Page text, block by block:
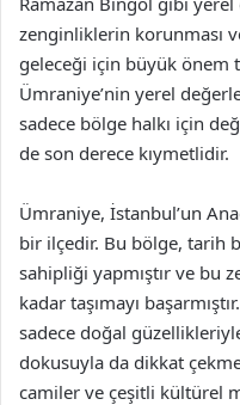
zenginliklerin korunması
geleceği için büyük önem
Ümraniye’nin yerel
sadece bölge halkı için
de son derece kıymetlidir.
Ümraniye, İstanbul’un
bir ilçedir. Bu bölge, tarih
sahipliği yapmıştır ve bu
kadar taşımayı
sadece doğal
dokusuyla da dikkat
camiler ve çeşitli kültürel